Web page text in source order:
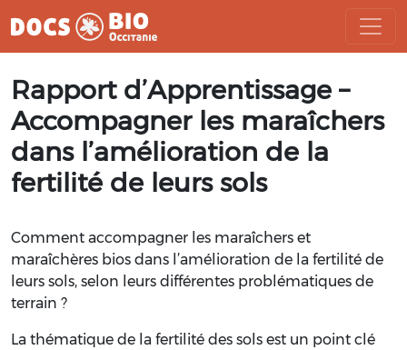
au
contenu
Rapport d’Apprentissage –
Accompagner les maraîchers
dans l’amélioration de la
fertilité de leurs sols
Comment accompagner les maraîchers et
maraîchères bios dans l’amélioration de la fertilité de
leurs sols, selon leurs différentes problématiques de
terrain ?
La thématique de la fertilité des sols est un point clé